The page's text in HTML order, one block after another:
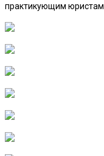
практикующим юристам.